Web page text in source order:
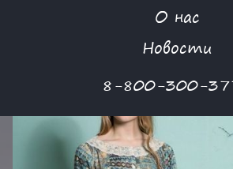
О нас
Новости
8-800-300-